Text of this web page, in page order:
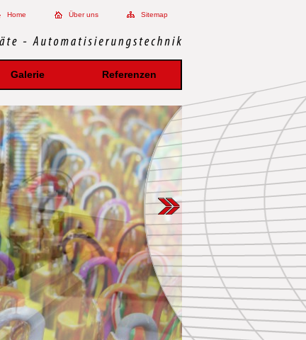
Sitemap
Über uns
Home
Galerie Referenzen